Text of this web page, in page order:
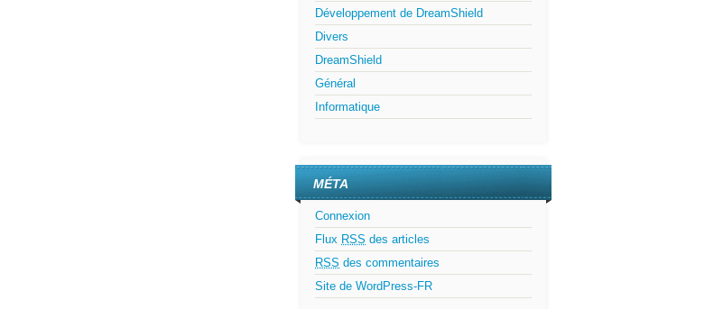
Développement de DreamShield
Divers
DreamShield
Général
Informatique
MÉTA
Connexion
Flux RSS des articles
RSS des commentaires
Site de WordPress-FR